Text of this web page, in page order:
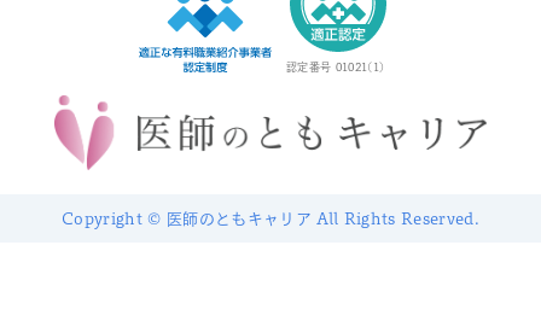
認定番号 01021(1)
Copyright © 医師のともキャリア All Rights Reserved.